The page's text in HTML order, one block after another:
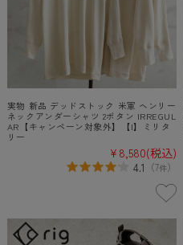
実物 新品 デッドストック 米軍 ヘンリー
ネックアンダーシャツ 2ボタン IRREGUL
AR【キャンペーン対象外】【I】ミリタ
リー
¥8,580(税込)
4.1 （7件）